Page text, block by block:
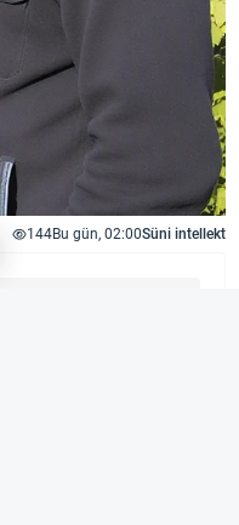
144Bu gün, 02:00Süni intellekt